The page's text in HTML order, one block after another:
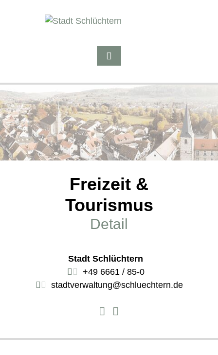
Freizeit &
Tourismus
Detail
Stadt Schlüchtern
+49 6661 / 85-0
stadtverwaltung@schluechtern.de